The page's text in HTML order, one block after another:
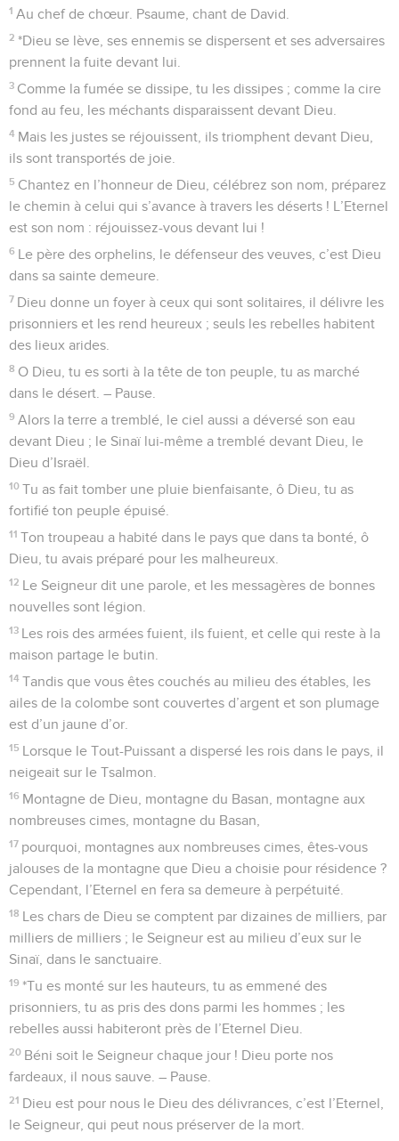
1 Au chef de chœur. Psaume, chant de David.
2 *Dieu se lève, ses ennemis se dispersent et ses adversaires
prennent la fuite devant lui.
3 Comme la fumée se dissipe, tu les dissipes ; comme la cire
fond au feu, les méchants disparaissent devant Dieu.
4 Mais les justes se réjouissent, ils triomphent devant Dieu,
ils sont transportés de joie.
5 Chantez en l’honneur de Dieu, célébrez son nom, préparez
le chemin à celui qui s’avance à travers les déserts ! L’Eternel
est son nom : réjouissez-vous devant lui !
6 Le père des orphelins, le défenseur des veuves, c’est Dieu
dans sa sainte demeure.
7 Dieu donne un foyer à ceux qui sont solitaires, il délivre les
prisonniers et les rend heureux ; seuls les rebelles habitent
des lieux arides.
8 O Dieu, tu es sorti à la tête de ton peuple, tu as marché
dans le désert. – Pause.
9 Alors la terre a tremblé, le ciel aussi a déversé son eau
devant Dieu ; le Sinaï lui-même a tremblé devant Dieu, le
Dieu d’Israël.
10 Tu as fait tomber une pluie bienfaisante, ô Dieu, tu as
fortifié ton peuple épuisé.
11 Ton troupeau a habité dans le pays que dans ta bonté, ô
Dieu, tu avais préparé pour les malheureux.
12 Le Seigneur dit une parole, et les messagères de bonnes
nouvelles sont légion.
13 Les rois des armées fuient, ils fuient, et celle qui reste à la
maison partage le butin.
14 Tandis que vous êtes couchés au milieu des étables, les
ailes de la colombe sont couvertes d’argent et son plumage
est d’un jaune d’or.
15 Lorsque le Tout-Puissant a dispersé les rois dans le pays, il
neigeait sur le Tsalmon.
16 Montagne de Dieu, montagne du Basan, montagne aux
nombreuses cimes, montagne du Basan,
17 pourquoi, montagnes aux nombreuses cimes, êtes-vous
jalouses de la montagne que Dieu a choisie pour résidence ?
Cependant, l’Eternel en fera sa demeure à perpétuité.
18 Les chars de Dieu se comptent par dizaines de milliers, par
milliers de milliers ; le Seigneur est au milieu d’eux sur le
Sinaï, dans le sanctuaire.
19 *Tu es monté sur les hauteurs, tu as emmené des
prisonniers, tu as pris des dons parmi les hommes ; les
rebelles aussi habiteront près de l’Eternel Dieu.
20 Béni soit le Seigneur chaque jour ! Dieu porte nos
fardeaux, il nous sauve. – Pause.
21 Dieu est pour nous le Dieu des délivrances, c’est l’Eternel,
le Seigneur, qui peut nous préserver de la mort.